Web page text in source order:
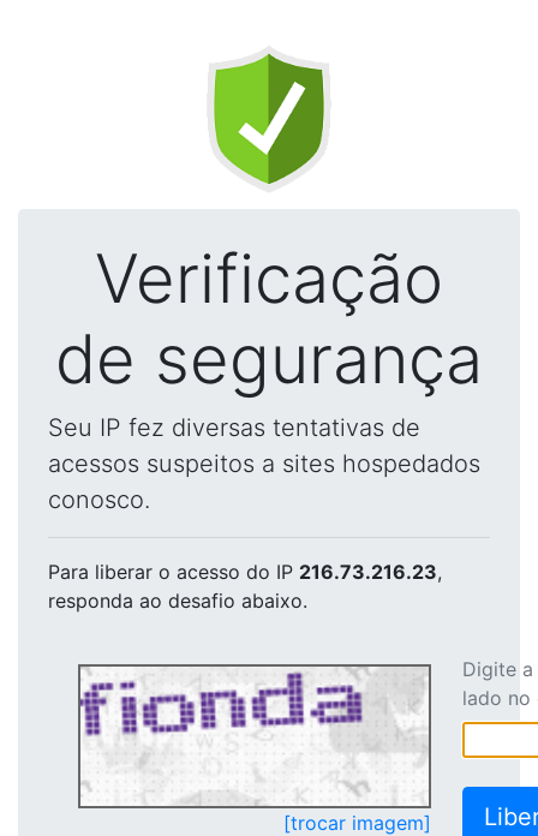
Verificação
de segurança
Seu IP fez diversas tentativas de
acessos suspeitos a sites hospedados
conosco.
Para liberar o acesso do IP 216.73.216.23,
responda ao desafio abaixo.
[trocar imagem]
Digite
lado no